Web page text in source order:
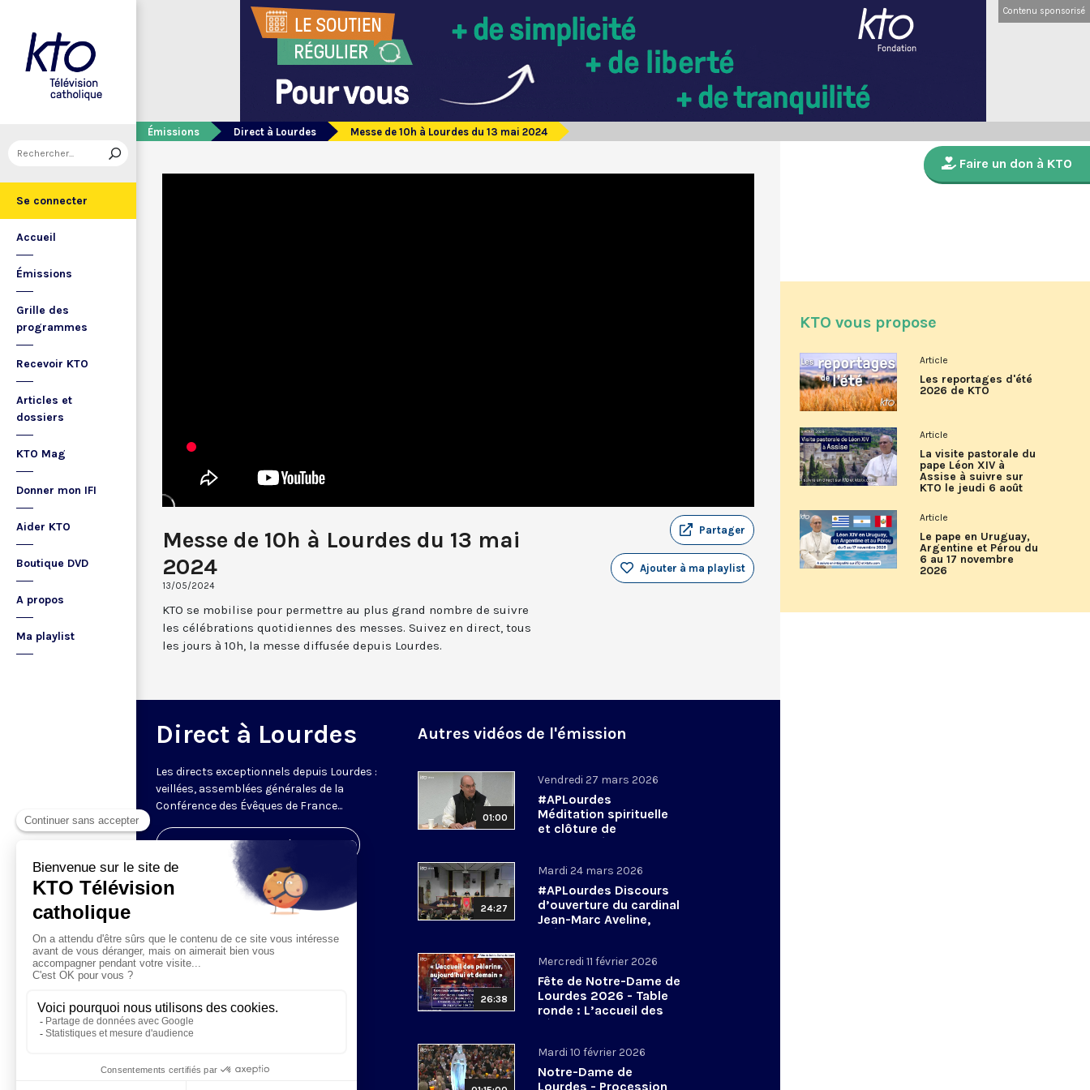
Se connecter
Accueil
Émissions
Grille des
programmes
Recevoir KTO
Articles et
dossiers
KTO Mag
Donner mon IFI
Aider KTO
Boutique DVD
A propos
Ma playlist
Contenu sponsorisé
Émissions Direct à Lourdes Messe de 10h à Lourdes du 13 mai 2024
Messe de 10h à Lourdes du 13 mai
2024
13/05/2024
Partager
Ajouter à ma playlist
KTO se mobilise pour permettre au plus grand nombre de suivre
les célébrations quotidiennes des messes. Suivez en direct, tous
les jours à 10h, la messe diffusée depuis Lourdes.
Direct à Lourdes
Les directs exceptionnels depuis Lourdes :
veillées, assemblées générales de la
Conférence des Évêques de France...
Visiter la page de l'émission
Autres vidéos de l'émission
01:00
Vendredi 27 mars 2026
#APLourdes
Méditation spirituelle
et clôture de
l’Assemblée des
mars 2026
24:27
Mardi 24 mars 2026
#APLourdes Discours
d’ouverture du cardinal
Jean-Marc Aveline,
président de la CEF -
26:38
Mercredi 11 février 2026
Fête de Notre-Dame de
Lourdes 2026 - Table
ronde : L’accueil des
pèlerins, aujourd’hui et
Mardi 10 février 2026
Notre-Dame de
Lourdes - Procession
Faire un don à KTO
KTO vous propose
Article
Les reportages d'été
2026 de KTO
Article
La visite pastorale du
pape Léon XIV à
Assise à suivre sur
KTO le jeudi 6 août
Article
Le pape en Uruguay,
Argentine et Pérou du
6 au 17 novembre
2026